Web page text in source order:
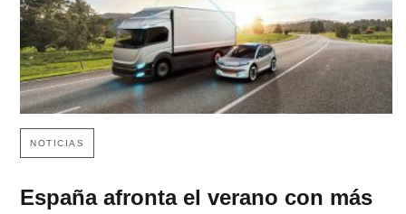
NOTICIAS
España afronta el verano con más